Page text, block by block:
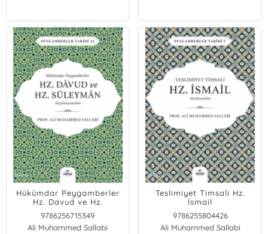
Hükümdar Peygamberler
Hz. Davud ve Hz.
Süleyman
Aleyhisselam;Peygamberler
Tarihi 12
9786256715349
Ali Muhammed Sallabi
Teslimiyet Timsali Hz.
İsmail
Aleyhisselam;Peygamberler
Tarihi 7
9786255804426
Ali Muhammed Sallabi